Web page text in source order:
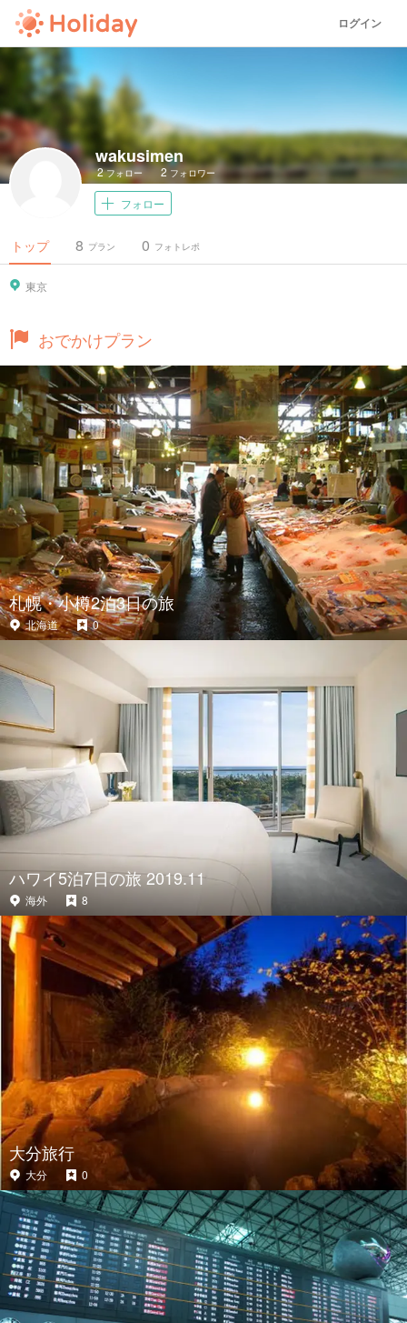
ログイン
wakusimen
2フォロー 2 フォロワー
フォロー
トップ プラン
8 フォトレポ
0
東京
おでかけプラン
札幌・小樽2泊3日の旅
北海道 0
ハワイ5泊7日の旅 2019.11
海外 8
大分旅行
大分 0